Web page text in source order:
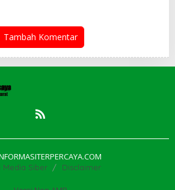
Tambah Komentar
Media Siber Disclaimer